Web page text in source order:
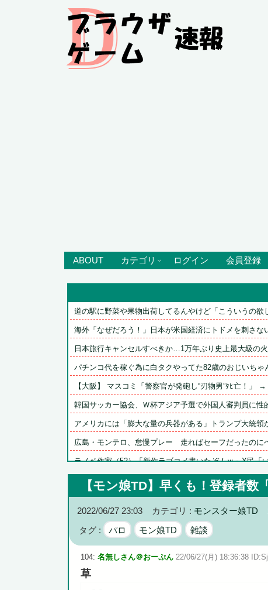
ABOUT カテゴリ ログイン 会員登録
道の駅に野菜や果物出荷してるんやけど「こういうの欲
海外「なぜだろう！」日本が米国経済にトドメを刺さな
日本旅行キャンセルすべきか…1万年ぶり史上最大級の火
パチンコ代を稼ぐ為に白タクやってた82歳のおじいちゃ
【大阪】 マスコミ「警察官が発砲し“刃物男”ﾀﾋ亡！」
韓国サッカー協会、Ｗ杯アジア予選で外国人審判員に
アメリカには「膨大な量の兵器がある」トランプ大統
広島・モンテロ、怠慢プレー　走ればセーフだったのに
ラノベ作家（52）「新作ラブコメ書いたぞ！ｗ」X民「
【埼玉】クルド人等の外国人問題と戦う河合ゆうすけ議
【ハイパーインフレーション】海外展開決定
【ウマ娘】バッドイベントの中でもサボり癖だけは許さん
広島県知事ら「核抑止論、根本的におかしい。軍拡競争
【モン娘TD】早くも！登録者数
2022/06/27 23:03 カテゴリ : モンスター娘TD
タグ :
パロ モン娘TD 雑談
104: 名無しさん＠おーぷん 22/06/27(月) 18:36:38
草